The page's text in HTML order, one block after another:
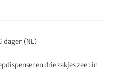
en drie zakjes zeep in
dagen (NL)